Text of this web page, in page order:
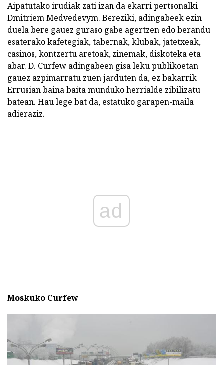
Aipatutako irudiak zati izan da ekarri pertsonalki
Dmitriem Medvedevym. Bereziki, adingabeek ezin
duela bere gauez guraso gabe agertzen edo berandu
esaterako kafetegiak, tabernak, klubak, jatetxeak,
casinos, kontzertu aretoak, zinemak, diskoteka eta
abar. D. Curfew adingabeen gisa leku publikoetan
gauez azpimarratu zuen jarduten da, ez bakarrik
Errusian baina baita munduko herrialde zibilizatu
batean. Hau lege bat da, estatuko garapen-maila
adieraziz.
ad
Moskuko Curfew